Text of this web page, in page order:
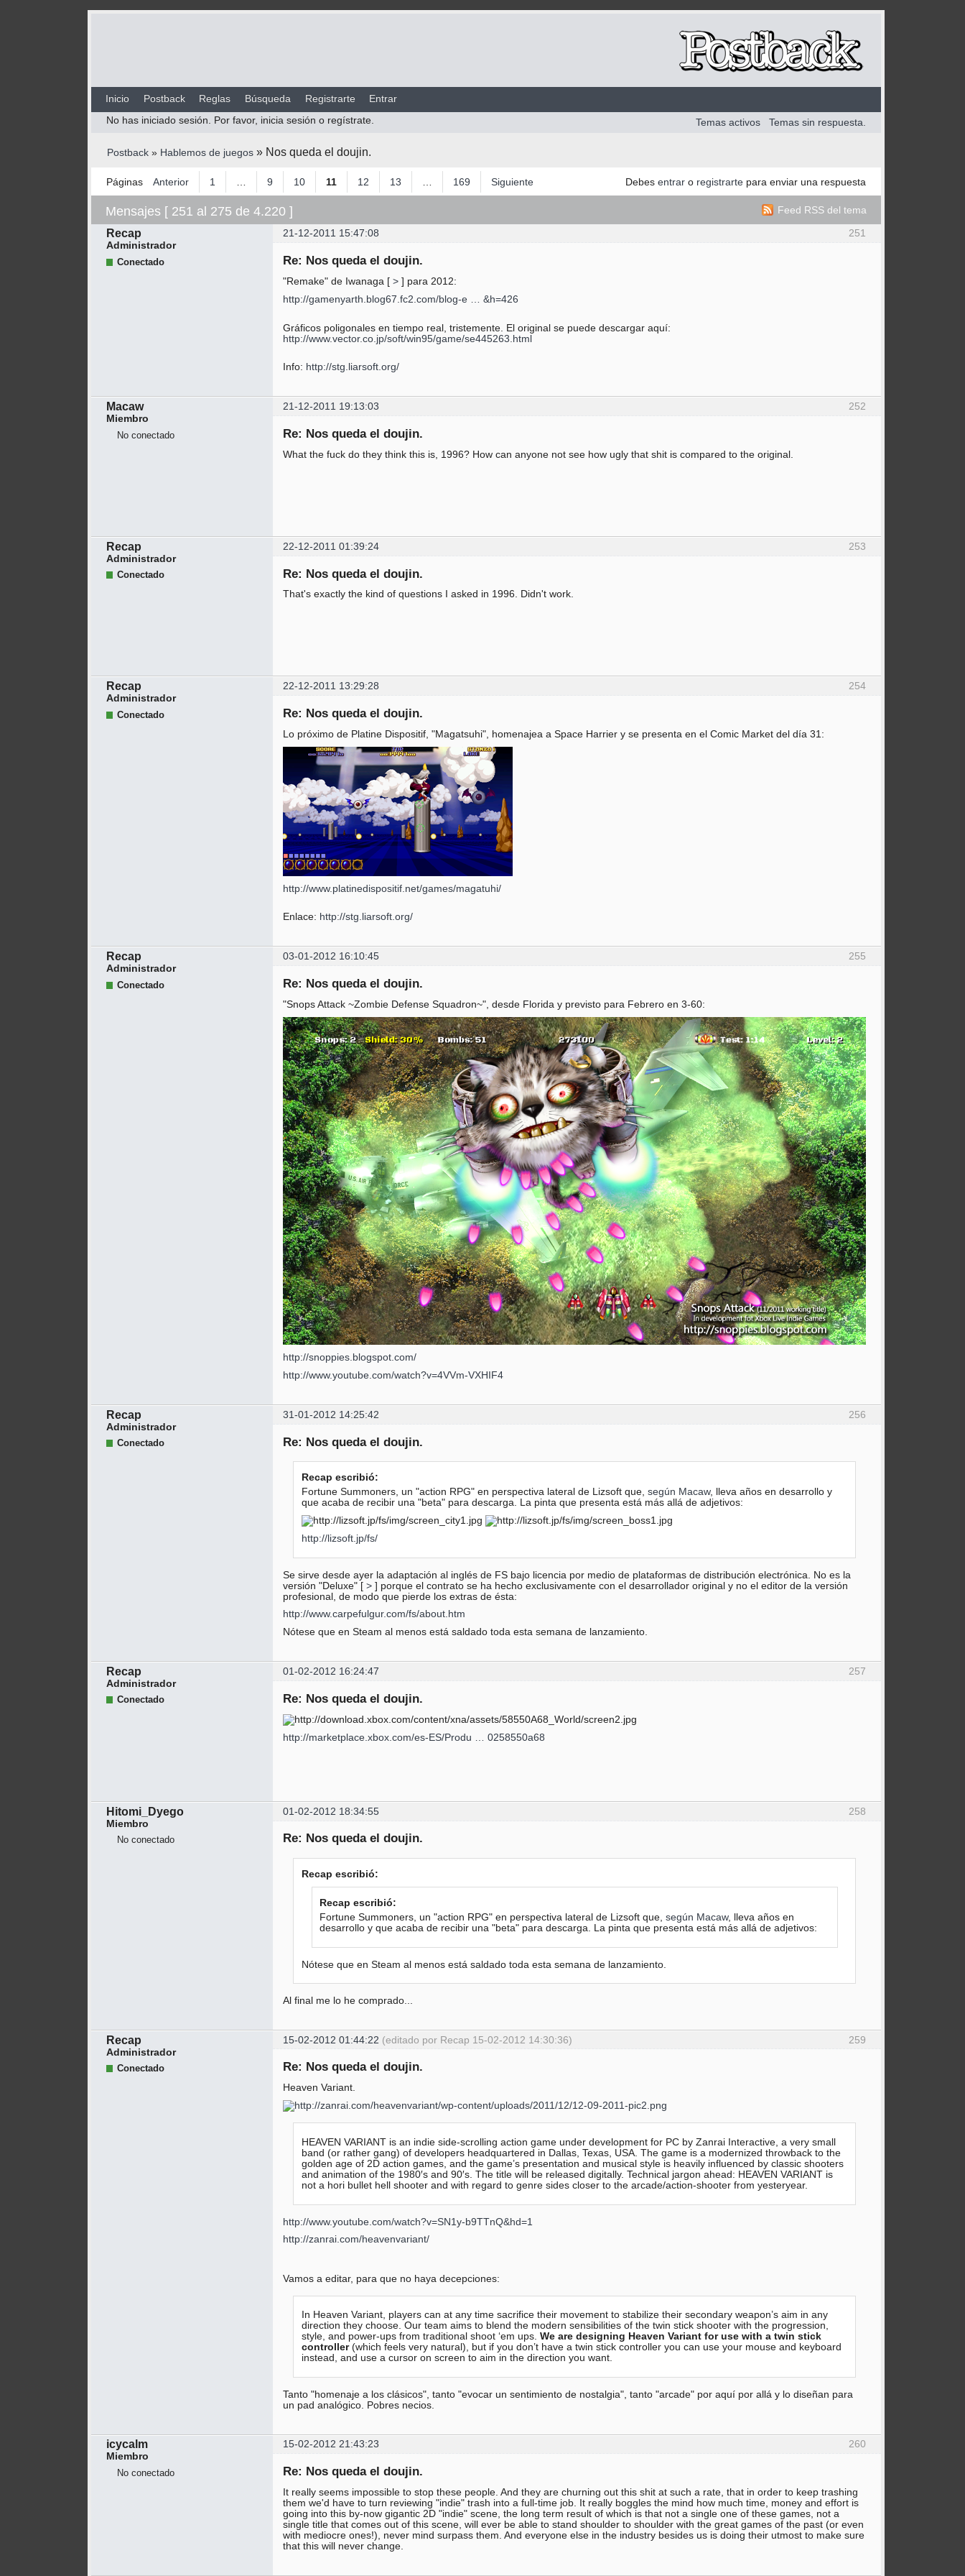
Inicio Postback Reglas Búsqueda Registrarte
Entrar
No has iniciado sesión. Por favor, inicia sesión o regístrate. Temas activos Temas sin respuesta.
Postback » Hablemos de juegos » Nos queda el doujin.
Páginas Anterior 1 9 10 11 12 13 169 Siguiente Debes entrar o registrarte para enviar una respuesta
Feed RSS del tema
Mensajes [ 251 al 275 de 4.220 ]
251
Recap
21-12-2011 15:47:08
Administrador
Conectado Re: Nos queda el doujin.
"Remake" de Iwanaga [ > ] para 2012:
http://gamenyarth.blog67.fc2.com/blog-e … &h=426
Gráficos poligonales en tiempo real, tristemente. El original se puede descargar aquí:
http://www.vector.co.jp/soft/win95/game/se445263.html
Info: http://stg.liarsoft.org/
252
Macaw
21-12-2011 19:13:03
Miembro
No conectado Re: Nos queda el doujin.
What the fuck do they think this is, 1996? How can anyone not see how ugly that shit is compared to the original.
253
Recap
22-12-2011 01:39:24
Administrador
Conectado Re: Nos queda el doujin.
That's exactly the kind of questions I asked in 1996. Didn't work.
254
Recap
22-12-2011 13:29:28
Administrador
Conectado Re: Nos queda el doujin.
Lo próximo de Platine Dispositif, "Magatsuhi", homenajea a Space Harrier y se presenta en el Comic Market del día 31:
http://www.platinedispositif.net/games/magatuhi/
Enlace: http://stg.liarsoft.org/
255
Recap
03-01-2012 16:10:45
Administrador
Conectado Re: Nos queda el doujin.
"Snops Attack ~Zombie Defense Squadron~", desde Florida y previsto para Febrero en 3-60:
http://snoppies.blogspot.com/
http://www.youtube.com/watch?v=4VVm-VXHIF4
256
Recap
31-01-2012 14:25:42
Administrador
Conectado Re: Nos queda el doujin.
Recap escribió:
Fortune Summoners, un "action RPG" en perspectiva lateral de Lizsoft que, según Macaw, lleva años en desarrollo y
que acaba de recibir una "beta" para descarga. La pinta que presenta está más allá de adjetivos:
http://lizsoft.jp/fs/
Se sirve desde ayer la adaptación al inglés de FS bajo licencia por medio de plataformas de distribución electrónica. No es la
versión "Deluxe" [ > ] porque el contrato se ha hecho exclusivamente con el desarrollador original y no el editor de la versión
profesional, de modo que pierde los extras de ésta:
http://www.carpefulgur.com/fs/about.htm
Nótese que en Steam al menos está saldado toda esta semana de lanzamiento.
257
Recap
01-02-2012 16:24:47
Administrador
Conectado Re: Nos queda el doujin.
http://marketplace.xbox.com/es-ES/Produ … 0258550a68
258
Hitomi_Dyego
01-02-2012 18:34:55
Miembro
No conectado Re: Nos queda el doujin.
Recap escribió:
Recap escribió:
Fortune Summoners, un "action RPG" en perspectiva lateral de Lizsoft que, según Macaw, lleva años en
desarrollo y que acaba de recibir una "beta" para descarga. La pinta que presenta está más allá de adjetivos:
Nótese que en Steam al menos está saldado toda esta semana de lanzamiento.
Al final me lo he comprado...
259
Recap 15-02-2012 01:44:22 (editado por Recap 15-02-2012 14:30:36)
Administrador
Conectado Re: Nos queda el doujin.
Heaven Variant.
HEAVEN VARIANT is an indie side-scrolling action game under development for PC by Zanrai Interactive, a very small
band (or rather gang) of developers headquartered in Dallas, Texas, USA. The game is a modernized throwback to the
golden age of 2D action games, and the game’s presentation and musical style is heavily influenced by classic shooters
and animation of the 1980′s and 90′s. The title will be released digitally. Technical jargon ahead: HEAVEN VARIANT is
not a hori bullet hell shooter and with regard to genre sides closer to the arcade/action-shooter from yesteryear.
http://www.youtube.com/watch?v=SN1y-b9TTnQ&hd=1
http://zanrai.com/heavenvariant/
Vamos a editar, para que no haya decepciones:
In Heaven Variant, players can at any time sacrifice their movement to stabilize their secondary weapon’s aim in any
direction they choose. Our team aims to blend the modern sensibilities of the twin stick shooter with the progression,
style, and power-ups from traditional shoot ‘em ups. We are designing Heaven Variant for use with a twin stick
controller(which feels very natural), but if you don’t have a twin stick controller you can use your mouse and keyboard
instead, and use a cursor on screen to aim in the direction you want.
Tanto "homenaje a los clásicos", tanto "evocar un sentimiento de nostalgia", tanto "arcade" por aquí por allá y lo diseñan para
un pad analógico. Pobres necios.
260
icycalm
15-02-2012 21:43:23
Miembro
No conectado Re: Nos queda el doujin.
It really seems impossible to stop these people. And they are churning out this shit at such a rate, that in order to keep trashing
them we'd have to turn reviewing "indie" trash into a full-time job. It really boggles the mind how much time, money and effort is
going into this by-now gigantic 2D "indie" scene, the long term result of which is that not a single one of these games, not a
single title that comes out of this scene, will ever be able to stand shoulder to shoulder with the great games of the past (or even
with mediocre ones!), never mind surpass them. And everyone else in the industry besides us is doing their utmost to make sure
that this will never change.